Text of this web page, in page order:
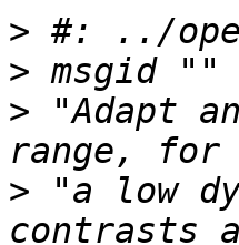
>
>
> "Adapt
> "a low